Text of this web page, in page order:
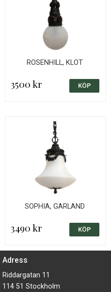
ROSENHILL, KLOT
3500 kr
SOPHIA, GARLAND
3490 kr
Adress
Riddargatan 11
114 51 Stockholm